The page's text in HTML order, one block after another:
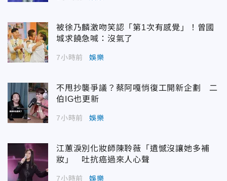
被徐乃麟激吻笑認「第1次有感覺」！曾國
城求饒急喊：沒氣了
7小時前 娛樂
不甩抄襲爭議？蔡阿嘎悄復工開新企劃 二
伯IG也更新
7小時前 娛樂
江蕙淚別化妝師陳聆薇「遺憾沒讓她多補
妝」 吐抗癌過來人心聲
7小時前 娛樂